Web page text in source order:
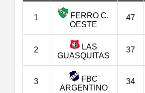
1
FERRO C.
OESTE
47
2
LAS
GUASQUITAS
37
3
FBC
ARGENTINO
34